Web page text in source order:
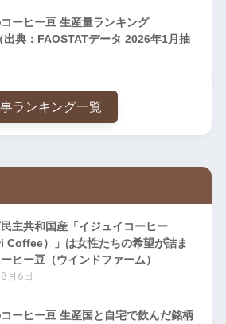
ーヒー豆 生産量ランキング
出典：FAOSTATデータ 2026年1月抽
ランキング一覧
主共和国産「イジュイコーヒー
Coffee）」は女性たちの希望が詰ま
ヒー豆（ウインドファーム）
月6日
ーヒー豆 生産国と自宅で飲んだ銘柄